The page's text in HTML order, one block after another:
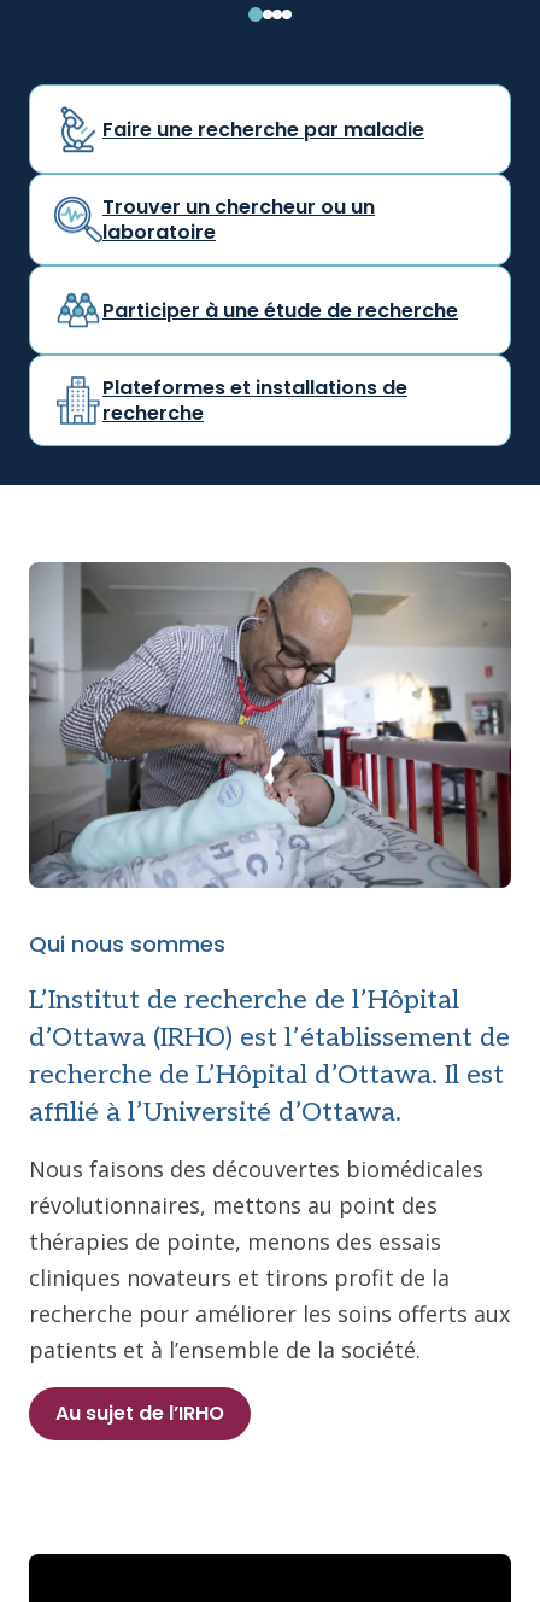
Faire une recherche par maladie
Trouver un chercheur ou un
laboratoire
Participer à une étude de recherche
Plateformes et installations de
recherche
Qui nous sommes
L’Institut de recherche de l’Hôpital
d’Ottawa (IRHO) est l’établissement de
recherche de L’Hôpital d’Ottawa. Il est
affilié à l’Université d’Ottawa.
Nous faisons des découvertes biomédicales
révolutionnaires, mettons au point des
thérapies de pointe, menons des essais
cliniques novateurs et tirons profit de la
recherche pour améliorer les soins offerts aux
patients et à l’ensemble de la société.
Au sujet de l’IRHO